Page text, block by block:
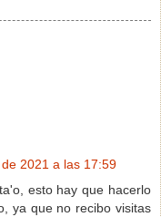
2021 a las 17:59
esto hay que hacerlo
ya que no recibo visitas